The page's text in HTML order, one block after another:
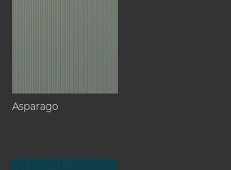
Asparago